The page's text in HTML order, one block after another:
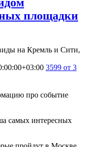
площадки
на Кремль и Сити,
3599 от 3
про событие
самых интересных